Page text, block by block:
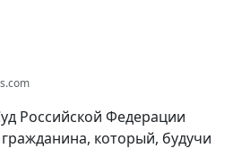
Российской Федерации
который, будучи